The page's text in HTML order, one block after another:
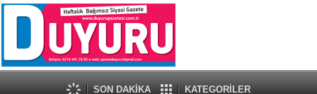
SON DAKİKA KATEGORİLER